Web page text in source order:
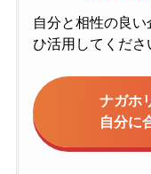
自分と相性の良
ひ活用してくださ
ナガホ
自分に